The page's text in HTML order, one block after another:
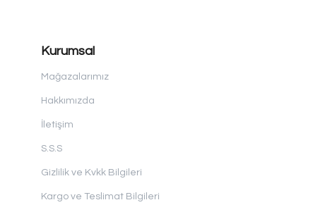
Kurumsal
Mağazalarımız
Hakkımızda
İletişim
S.S.S
Gizlilik ve Kvkk Bilgileri
Kargo ve Teslimat Bilgileri